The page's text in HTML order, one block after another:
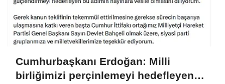
Cumhurbaşkanı Erdoğan: Milli
birliğimizi perçinlemeyi hedefleyen